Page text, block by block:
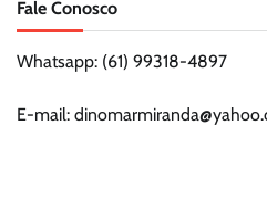
Fale Conosco
Whatsapp: (61) 99318-4897
E-mail: